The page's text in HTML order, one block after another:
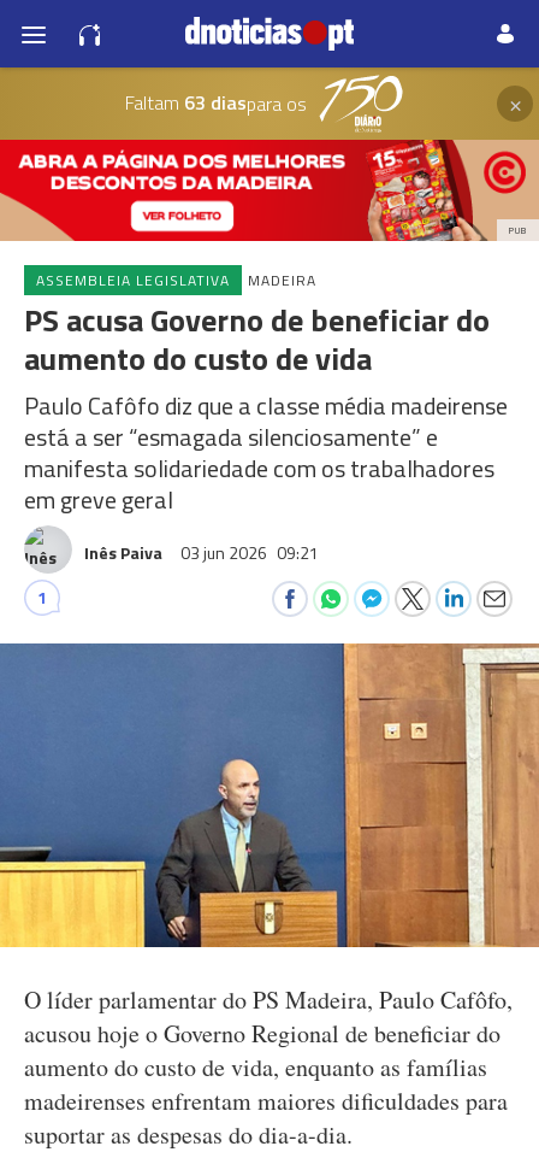
Faltam 63 diaspara os ×
PUB
ASSEMBLEIA LEGISLATIVA MADEIRA
PS acusa Governo de beneficiar do
aumento do custo de vida
Paulo Cafôfo diz que a classe média madeirense
está a ser “esmagada silenciosamente” e
manifesta solidariedade com os trabalhadores
em greve geral
Inês Paiva 03 jun 2026 09:21
1
O líder parlamentar do PS Madeira, Paulo Cafôfo,
acusou hoje o Governo Regional de beneficiar do
aumento do custo de vida, enquanto as famílias
madeirenses enfrentam maiores dificuldades para
suportar as despesas do dia-a-dia.